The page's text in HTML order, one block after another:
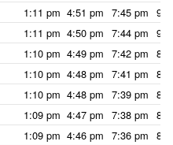
1:11 pm 4:51 pm 7:45 pm
1:11 pm 4:50 pm 7:44 pm
1:10 pm 4:49 pm 7:42 pm
1:10 pm 4:48 pm 7:41 pm
1:10 pm 4:48 pm 7:39 pm
1:09 pm 4:47 pm 7:38 pm
1:09 pm 4:46 pm 7:36 pm